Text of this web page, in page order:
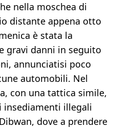
nella moschea di
distante appena otto
è stata la
gravi danni in seguito
annunciatisi poco
automobili. Nel
con una tattica simile,
insediamenti illegali
dove a prendere